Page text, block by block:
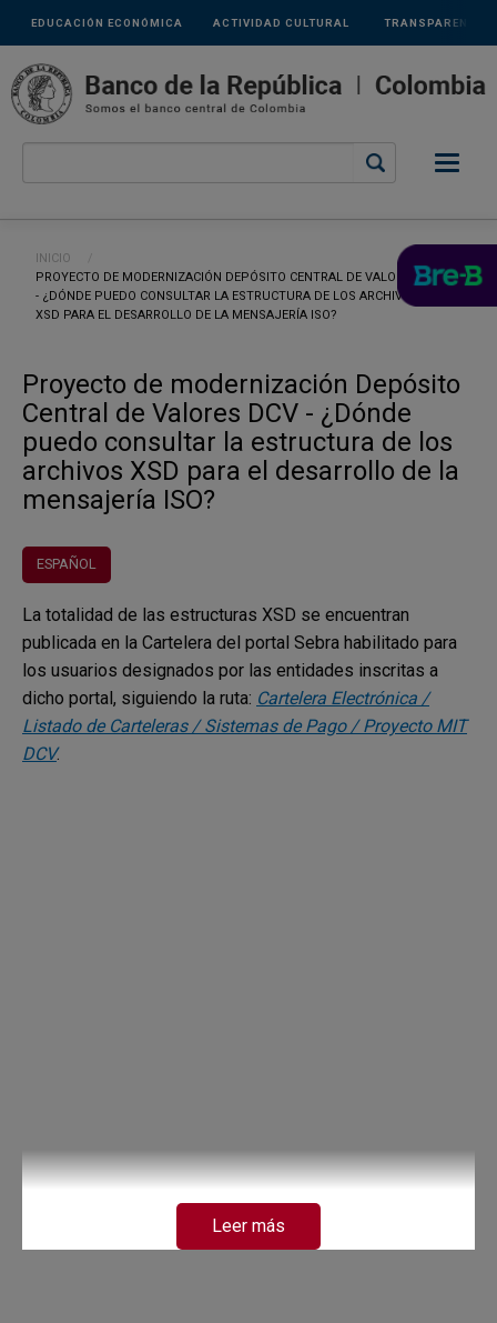
Pasar al contenido principal
Links
secundarios
ACTIVIDAD CULTURAL
EDUCACIÓN ECONÓMICA TRANSPARENCIA
Ruta de navegación
INICIO
CURRENT:
PROYECTO DE MODERNIZACIÓN DEPÓSITO CENTRAL DE VALORES DCV
- ¿DÓNDE PUEDO CONSULTAR LA ESTRUCTURA DE LOS ARCHIVOS
XSD PARA EL DESARROLLO DE LA MENSAJERÍA ISO?
Proyecto de modernización Depósito
Central de Valores DCV - ¿Dónde
puedo consultar la estructura de los
archivos XSD para el desarrollo de la
mensajería ISO?
ESPAÑOL
La totalidad de las estructuras XSD se encuentran
publicada en la Cartelera del portal Sebra habilitado para
los usuarios designados por las entidades inscritas a
dicho portal, siguiendo la ruta: Cartelera Electrónica /
Listado de Carteleras / Sistemas de Pago / Proyecto MIT
DCV.
Leer más